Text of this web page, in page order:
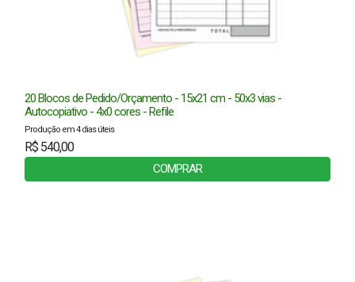
20 Blocos de Pedido/Orçamento - 15x21 cm - 50x3 vias -
Autocopiativo - 4x0 cores - Refile
Produção em 4 dias úteis
R$ 540,00
COMPRAR